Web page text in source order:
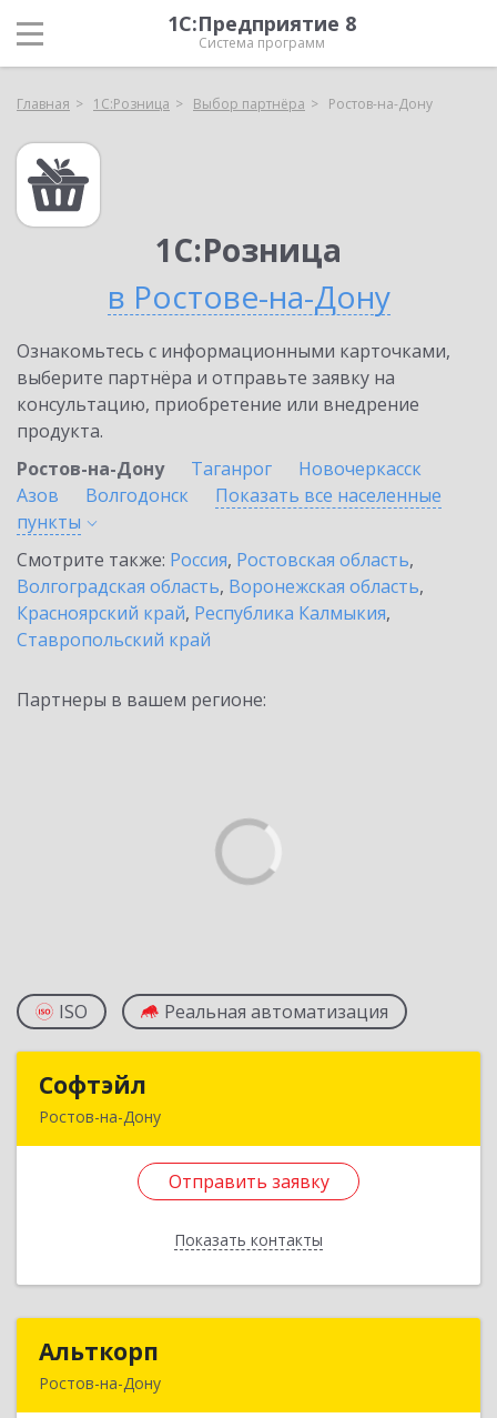
1С:Предприятие 8
Система программ
Главная 1С:Розница Выбор партнёра Ростов-на-Дону
1С:Розница
в Ростове-на-Дону
Ознакомьтесь с информационными карточками,
выберите партнёра и отправьте заявку на
консультацию, приобретение или внедрение
продукта.
Ростов-на-Дону
Таганрог
Новочеркасск
Азов
Волгодонск
Показать все населенные
пункты
Смотрите также: Россия, Ростовская область,
Волгоградская область, Воронежская область,
Красноярский край, Республика Калмыкия,
Ставропольский край
Партнеры в вашем регионе:
ISO Реальная автоматизация
Софтэйл
Ростов-на-Дону
Отправить заявку
Показать контакты
Дону, Ростов-на-Дону г, Металлургическая ул,
Здание № 102/2, пом.1
Альткорп
Ростов-на-Дону